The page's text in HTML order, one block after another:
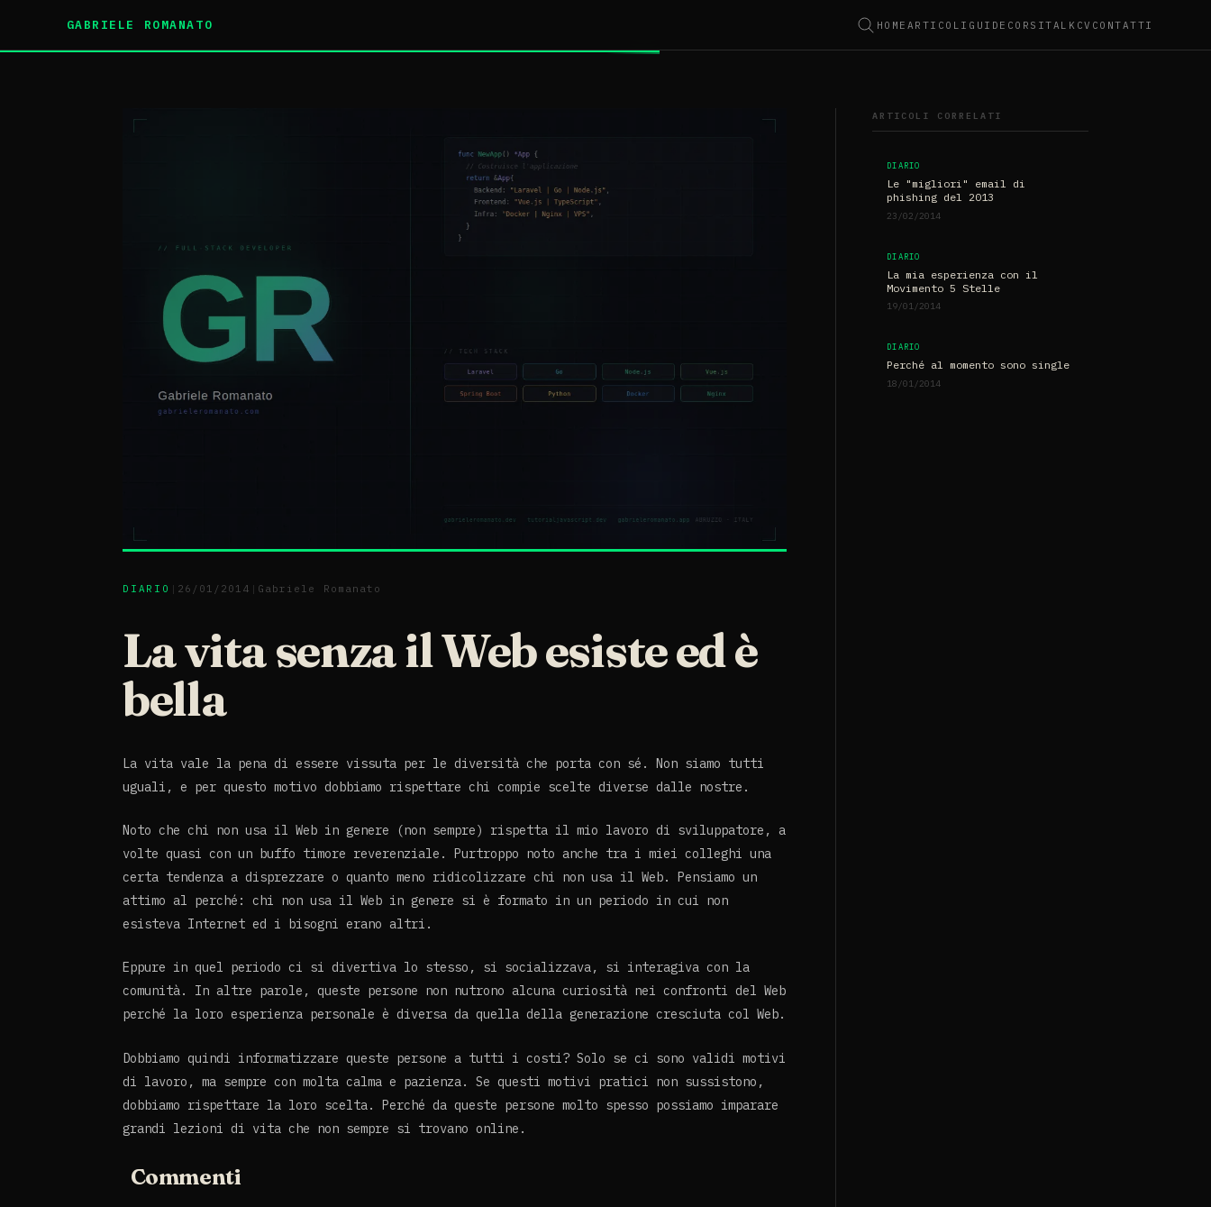
GABRIELE ROMANATO HOME ARTICOLI GUIDE CORSITALK CV CONTATTI
DIARIO | 26/01/2014 | Gabriele Romanato
La vita senza il Web esiste ed è
bella
La vita vale la pena di essere vissuta per le diversità che porta con sé. Non siamo tutti
uguali, e per questo motivo dobbiamo rispettare chi compie scelte diverse dalle nostre.
Noto che chi non usa il Web in genere (non sempre) rispetta il mio lavoro di sviluppatore, a
volte quasi con un buffo timore reverenziale. Purtroppo noto anche tra i miei colleghi una
certa tendenza a disprezzare o quanto meno ridicolizzare chi non usa il Web. Pensiamo un
attimo al perché: chi non usa il Web in genere si è formato in un periodo in cui non
esisteva Internet ed i bisogni erano altri.
Eppure in quel periodo ci si divertiva lo stesso, si socializzava, si interagiva con la
comunità. In altre parole, queste persone non nutrono alcuna curiosità nei confronti del Web
perché la loro esperienza personale è diversa da quella della generazione cresciuta col Web.
Dobbiamo quindi informatizzare queste persone a tutti i costi? Solo se ci sono validi motivi
di lavoro, ma sempre con molta calma e pazienza. Se questi motivi pratici non sussistono,
dobbiamo rispettare la loro scelta. Perché da queste persone molto spesso possiamo imparare
grandi lezioni di vita che non sempre si trovano online.
ARTICOLI CORRELATI
DIARIO
Le "migliori" email di
phishing del 2013
23/02/2014
DIARIO
La mia esperienza con il
Movimento 5 Stelle
19/01/2014
DIARIO
Perché al momento sono single
18/01/2014